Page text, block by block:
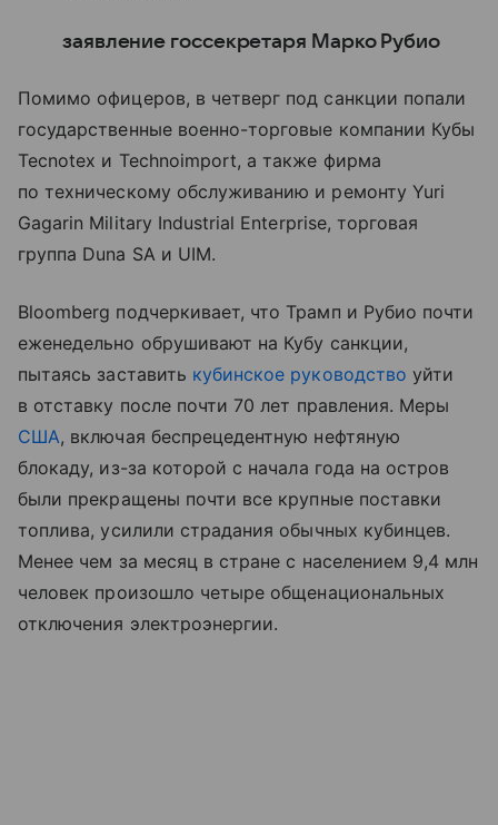
заявление госсекретаря Марко Рубио
Помимо офицеров, в четверг под санкции попали
государственные военно-торговые компании Кубы
Tecnotex и Technoimport, а также фирма
по техническому обслуживанию и ремонту Yuri
Gagarin Military Industrial Enterprise, торговая
группа Duna SA и UIM.
Bloomberg подчеркивает, что Трамп и Рубио почти
еженедельно обрушивают на Кубу санкции,
пытаясь заставить кубинское руководство уйти
в отставку после почти 70 лет правления. Меры
США, включая беспрецедентную нефтяную
блокаду, из-за которой с начала года на остров
были прекращены почти все крупные поставки
топлива,усилили страдания обычных кубинцев.
Менее чем за месяц в стране с населением 9,4 млн
человек произошло четыре общенациональных
отключения электроэнергии.